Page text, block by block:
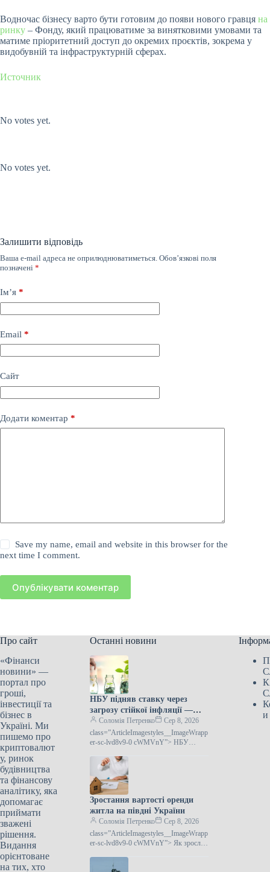
Водночас бізнесу варто бути готовим до появи нового гравця на
ринку – Фонду, який працюватиме за винятковими умовами та
матиме пріоритетний доступ до окремих проєктів, зокрема у
видобувній та інфраструктурній сферах.
Источник
No votes yet.
No votes yet.
Залишити відповідь
Ваша e-mail адреса не оприлюднюватиметься. Обов’язкові поля
позначені *
Ім’я *
Email *
Сайт
Додати коментар *
Save my name, email and website in this browser for the
next time I comment.
Опублікувати коментар
Про сайт
«Фінанси
новини» —
портал про
гроші,
інвестиції та
бізнес в
Україні. Ми
пишемо про
криптовалют
у, ринок
будівництва
та фінансову
аналітику, яка
допомагає
приймати
зважені
рішення.
Видання
орієнтоване
на тих, хто
Останні новини
НБУ підняв ставку через
загрозу стійкої інфляції —
Лепушинський
Соломія Петренко
Сер 8, 2026
class=”ArticleImagestyles__ImageWrapp
er-sc-lvd8v9-0 cWMVnY”> НБУ
закріплення інфляції —
Лепушинський30 липня НБУ
несподівано для багатьох
Зростання вартості оренди
житла на півдні України
Соломія Петренко
Сер 8, 2026
class=”ArticleImagestyles__ImageWrapp
er-sc-lvd8v9-0 cWMVnY”> Як зросла
и